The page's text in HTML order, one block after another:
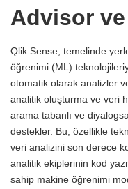
Advisor
Qlik Sense, temelinde
öğrenimi (ML)
otomatik olarak analizler
analitik oluşturma ve veri
arama tabanlı ve
destekler. Bu, özellikle
veri analizini son derece
analitik ekiplerinin kod
sahip makine öğrenimi